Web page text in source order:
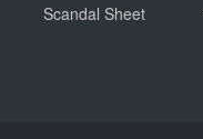
Scandal Sheet